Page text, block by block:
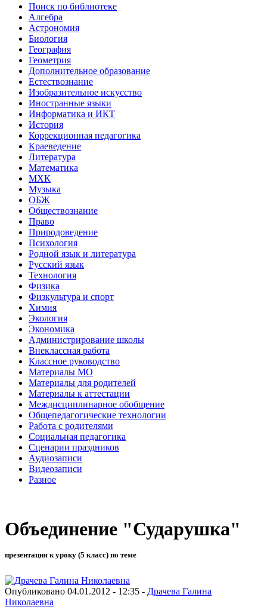
Поиск по библиотеке
Алгебра
Астрономия
Биология
География
Геометрия
Дополнительное образование
Естествознание
Изобразительное искусство
Иностранные языки
Информатика и ИКТ
История
Коррекционная педагогика
Краеведение
Литература
Математика
МХК
Музыка
ОБЖ
Обществознание
Право
Природоведение
Психология
Родной язык и литература
Русский язык
Технология
Физика
Физкультура и спорт
Химия
Экология
Экономика
Администрирование школы
Внеклассная работа
Классное руководство
Материалы МО
Материалы для родителей
Материалы к аттестации
Междисциплинарное обобщение
Общепедагогические технологии
Работа с родителями
Социальная педагогика
Сценарии праздников
Аудиозаписи
Видеозаписи
Разное
Объединение "Сударушка"
презентация к уроку (5 класс) по теме
Опубликовано 04.01.2012 - 12:35 - Драчева Галина
Николаевна